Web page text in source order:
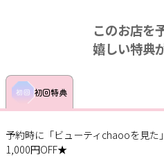
このお店を
嬉しい特典
初回特典
予約時に「ビューティchaooを見た
1,000円OFF★